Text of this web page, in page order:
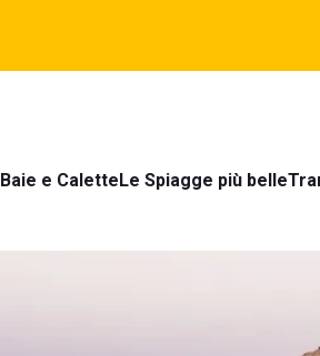
Baie e CaletteLe Spiagge più belle